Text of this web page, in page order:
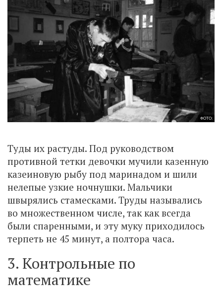
ФОТО:
Туды их растуды. Под руководством
противной тетки девочки мучили казенную
казеиновую рыбу под маринадом и шили
нелепые узкие ночнушки. Мальчики
швырялись стамесками. Труды назывались
во множественном числе, так как всегда
были спаренными, и эту муку приходилось
терпеть не 45 минут, а полтора часа.
3. Контрольные по
математике